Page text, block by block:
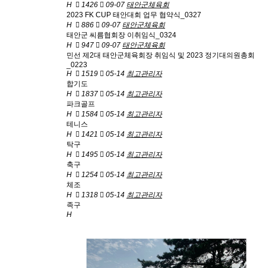
H
1426 09-07 태안군체육회
2023 FK CUP 태안대회 업무 협약식_0327
H
886 09-07 태안군체육회
태안군 씨름협회장 이취임식_0324
H
947 09-07 태안군체육회
민선 제2대 태안군체육회장 취임식 및 2023 정기대의원총회
_0223
H
1519 05-14 최고관리자
합기도
H
1837 05-14 최고관리자
파크골프
H
1584 05-14 최고관리자
테니스
H
1421 05-14 최고관리자
탁구
H
1495 05-14 최고관리자
축구
H
1254 05-14 최고관리자
체조
H
1318 05-14 최고관리자
족구
H